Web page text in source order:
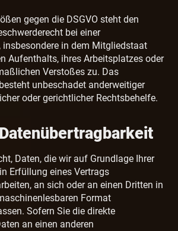
gegen die DSGVO steht den
bei einer
insbesondere in dem Mitgliedstaat
Aufenthalts, ihres Arbeitsplatzes oder
Verstoßes zu. Das
unbeschadet anderweitiger
oder gerichtlicher Rechtsbehelfe.
Daten, die wir auf Grundlage Ihrer
Erfüllung eines Vertrags
an sich oder an einen Dritten in
Format
Sofern Sie die direkte
an einen anderen